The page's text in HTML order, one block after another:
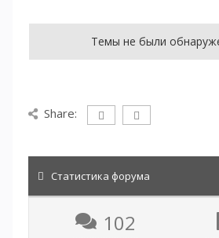
Темы не были
Share:
Статистика форума
102